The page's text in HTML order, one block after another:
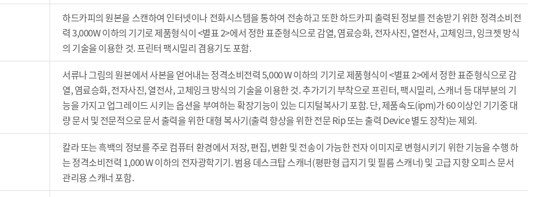
하드카피의 원본을 스캔하여 인터넷이나 전화시스템을 통하여 전송하고 또한 하드카피 출력된 정보를 전송받기 위한 정격소비전
력 3,000W 이하의 기기로 제품형식이 <별표 2>에서 정한 표준형식으로 감열, 염료승화, 전자사진, 열전사, 고체잉크, 잉크젯 방식
의 기술을 이용한 것. 프린터 팩시밀리 겸용기도 포함.
서류나 그림의 원본에서 사본을 얻어내는 정격소비전력 5,000 W 이하의 기기로 제품형식이 <별표 2>에서 정한 표준형식으로 감
열, 염료승화, 전자사진, 열전사, 고체잉크 방식의 기술을 이용한 것. 추가기기 부착으로 프린터, 팩시밀리, 스캐너 등 대부분의 기
능을 가지고 업그레이드 시키는 옵션을 부여하는 확장기능이 있는 디지털복사기 포함. 단, 제품속도(ipm)가 60 이상인 기기중 대
량 문서 및 전문적으로 문서 출력을 위한 대형 복사기(출력 향상을 위한 전문 Rip 또는 출력 Device 별도 장착)는 제외.
칼라 또는 흑백의 정보를 주로 컴퓨터 환경에서 저장, 편집, 변환 및 전송이 가능한 전자 이미지로 변형시키기 위한 기능을 수행 하
는 정격소비전력 1,000 W 이하의 전자광학기기. 범용 데스크탑 스캐너(평판형 급지기 및 필름 스캐너) 및 고급 지향 오피스 문서
관리용 스캐너 포함.